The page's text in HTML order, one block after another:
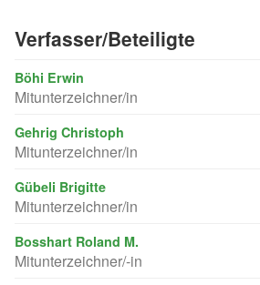
Verfasser/Beteiligte
Böhi Erwin
Mitunterzeichner/in
Gehrig Christoph
Mitunterzeichner/in
Gübeli Brigitte
Mitunterzeichner/in
Bosshart Roland M.
Mitunterzeichner/-in